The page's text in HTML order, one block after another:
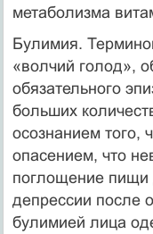
метаболизма
Булимия.
«волчий голод»,
обязательного
больших
осознанием того,
опасением, что
поглощение
депрессии после
булимией лица